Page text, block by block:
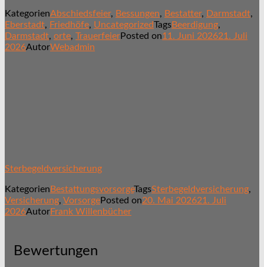
KategorienAbschiedsfeier, Bessungen, Bestatter, Darmstadt,
Eberstadt, Friedhöfe, UncategorizedTagsBeerdigung,
Darmstadt, orte, TrauerfeierPosted on11. Juni 202621. Juli
2026AutorWebadmin
Sterbegeldversicherung
Kategorien BestattungsvorsorgeTagsSterbegeldversicherung,
Versicherung, VorsorgePosted on20. Mai 202621. Juli
2026AutorFrank Willenbücher
Bewertungen